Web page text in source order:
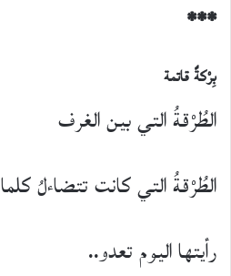
***
بِرْكةٌ قاتمة
الطُرْقةُ التي بين الغرف
الطُرْقةُ التي كانت تتضاءلُ
رأيتها اليوم تعدو..